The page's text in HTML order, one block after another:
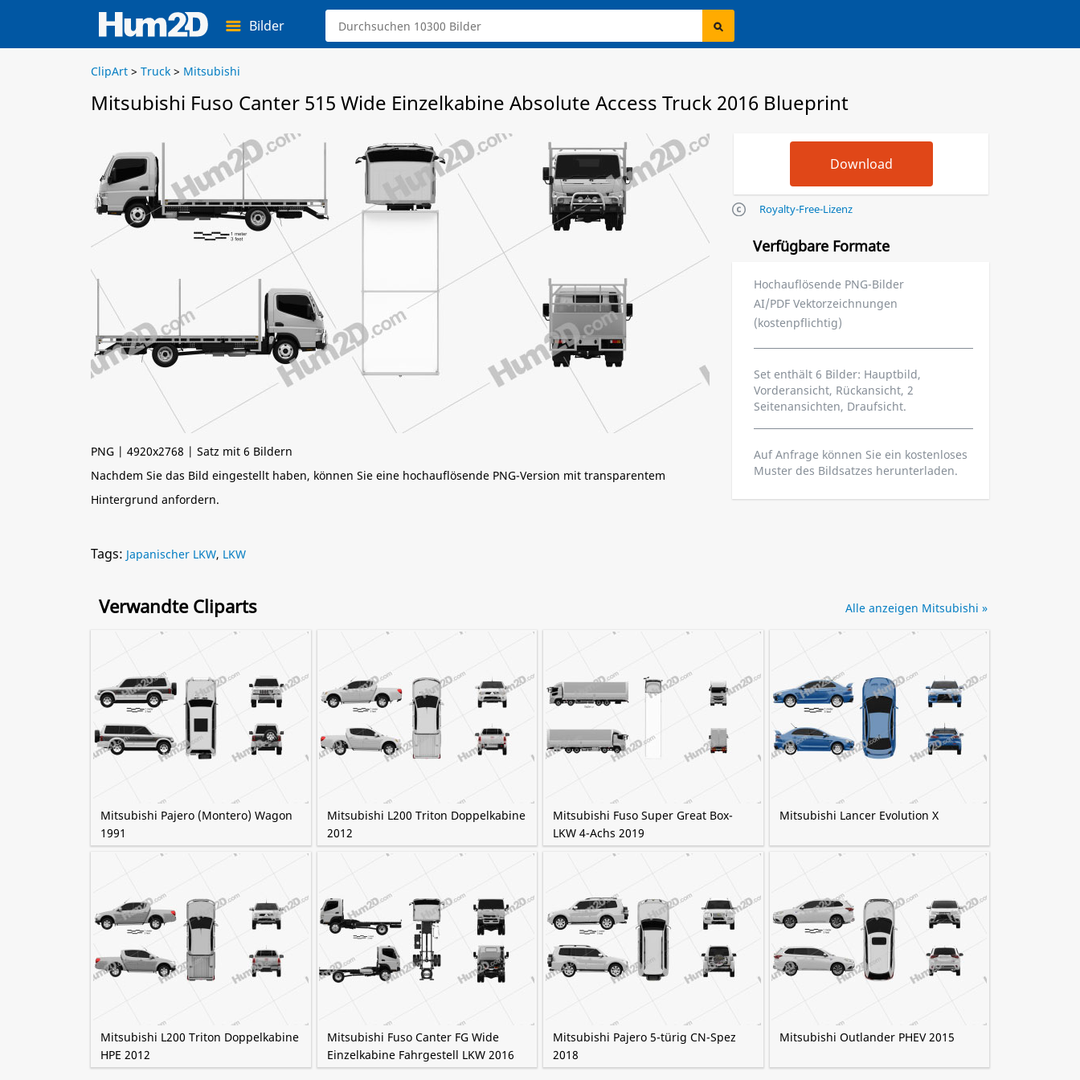
Bilder
ClipArt > Truck > Mitsubishi
Mitsubishi Fuso Canter 515 Wide Einzelkabine Absolute Access Truck 2016 Blueprint
PNG | 4920x2768 | Satz mit 6 Bildern
Nachdem Sie das Bild eingestellt haben, können Sie eine hochauflösende PNG-Version mit transparentem
Hintergrund anfordern.
Royalty-Free-Lizenz
Verfügbare Formate
Hochauflösende PNG-Bilder
AI/PDF Vektorzeichnungen
(kostenpflichtig)
Set enthält 6 Bilder: Hauptbild,
Vorderansicht, Rückansicht, 2
Seitenansichten, Draufsicht.
Auf Anfrage können Sie ein kostenloses
Muster des Bildsatzes herunterladen.
Tags: Japanischer LKW, LKW
Verwandte Cliparts
Mitsubishi Pajero (Montero) Wagon
1991
Mitsubishi L200 Triton Doppelkabine
2012
Mitsubishi Fuso Super Great Box-
LKW 4-Achs 2019
Mitsubishi Lancer Evolution X
Mitsubishi L200 Triton Doppelkabine
HPE 2012
Mitsubishi Fuso Canter FG Wide
Einzelkabine Fahrgestell LKW 2016
Mitsubishi Pajero 5-türig CN-Spez
2018
Mitsubishi Outlander PHEV 2015
Alle anzeigen Mitsubishi »